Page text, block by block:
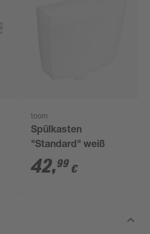
toom
Spülkasten
"Standard" weiß
42,99 €